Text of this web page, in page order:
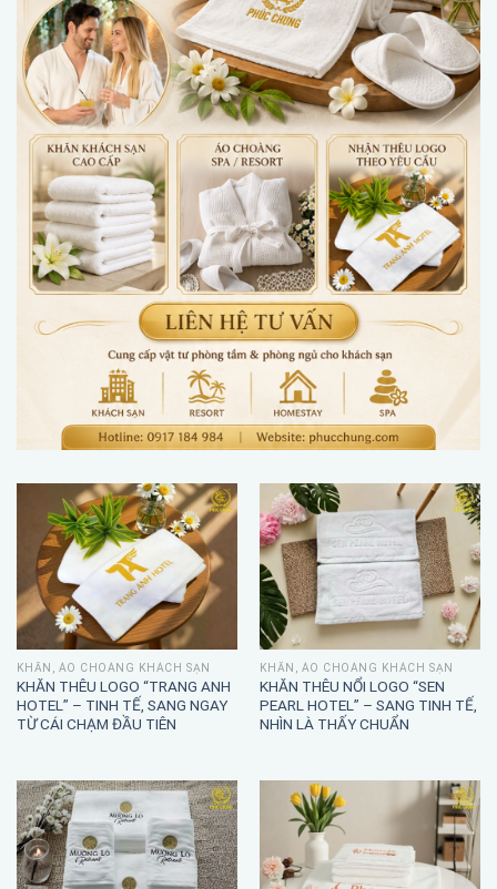
KHĂN, ÁO CHOÀNG KHÁCH SẠN
KHĂN THÊU LOGO “TRANG ANH
HOTEL” – TINH TẾ, SANG NGAY
TỪ CÁI CHẠM ĐẦU TIÊN
KHĂN, ÁO CHOÀNG KHÁCH SẠN
KHĂN THÊU NỔI LOGO “SEN
PEARL HOTEL” – SANG TINH TẾ,
NHÌN LÀ THẤY CHUẨN